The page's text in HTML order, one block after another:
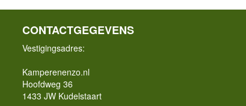
CONTACTGEGEVENS
Vestigingsadres:
Kamperenenzo.nl
Hoofdweg 36
1433 JW Kudelstaart